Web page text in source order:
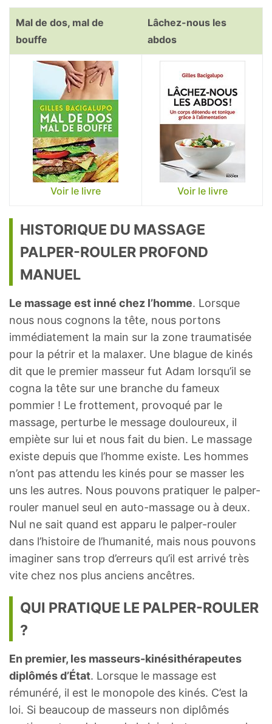
Mal de dos, mal de
bouffe
Lâchez-nous les
abdos
Voir le livre Voir le livre
HISTORIQUE DU MASSAGE
PALPER-ROULER PROFOND
MANUEL
Le massage est inné chez l’homme. Lorsque
nous nous cognons la tête, nous portons
immédiatement la main sur la zone traumatisée
pour la pétrir et la malaxer. Une blague de kinés
dit que le premier masseur fut Adam lorsqu’il se
cogna la tête sur une branche du fameux
pommier ! Le frottement, provoqué par le
massage, perturbe le message douloureux, il
empiète sur lui et nous fait du bien. Le massage
existe depuis que l’homme existe. Les hommes
n’ont pas attendu les kinés pour se masser les
uns les autres. Nous pouvons pratiquer le palper-
rouler manuel seul en auto-massage ou à deux.
Nul ne sait quand est apparu le palper-rouler
dans l’histoire de l’humanité, mais nous pouvons
imaginer sans trop d’erreurs qu’il est arrivé très
vite chez nos plus anciens ancêtres.
QUI PRATIQUE LE PALPER-ROULER
?
En premier, les masseurs-kinésithérapeutes
diplômés d’État. Lorsque le massage est
rémunéré, il est le monopole des kinés. C’est la
loi. Si beaucoup de masseurs non diplômés